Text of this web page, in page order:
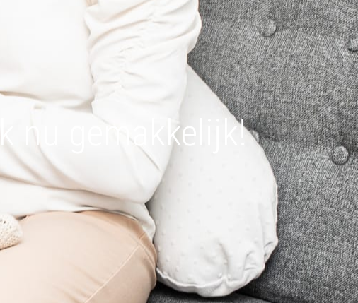
nu gemakkelijk!